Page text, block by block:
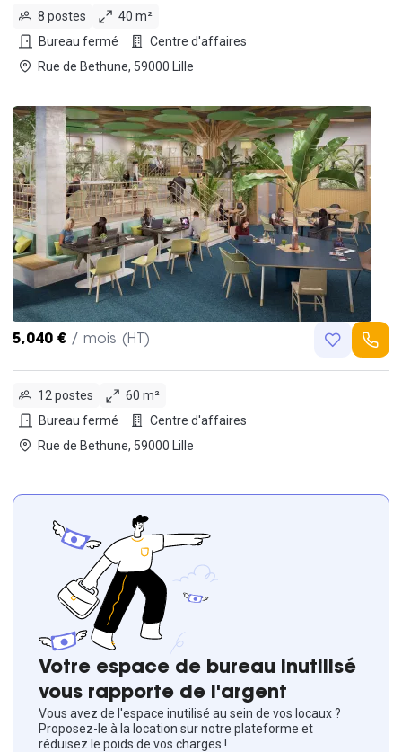
8 postes
40 m²
Bureau fermé
Centre d'affaires
Rue de Bethune, 59000 Lille
5,040 € / mois (HT)
12 postes
60 m²
Bureau fermé
Centre d'affaires
Rue de Bethune, 59000 Lille
Votre espace de bureau inutilisé
vous rapporte de l'argent
Vous avez de l'espace inutilisé au sein de vos locaux ?
Proposez-le à la location sur notre plateforme et
réduisez le poids de vos charges !